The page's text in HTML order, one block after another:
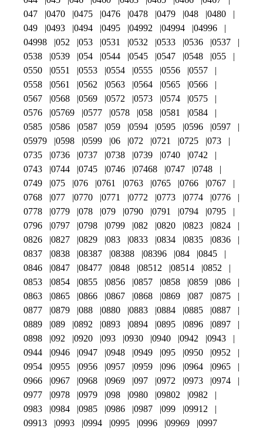
047
0470 0475 0476 0478 0479 048
0480
049
0493 0494 0495 04992 04994
04996
04998
052 053 0531 0532 0533 0536
0537
0538
0539 054 0544 0545 0547 0548
055
0550
0551 0553 0554 0555 0556
0557
0558
0561 0562 0563 0564 0565
0566
0567
0568 0569 0572 0573 0574
0575
0576
05769 0577 0578 058 0581
0584
0585
0586 0587 059 0594 0595 0596
0597
05979
0598 0599 06 072 0721 0725
073
0735
0736 0737 0738 0739 0740
0742
0743
0744 0745 0746 07468 0747
0748
0749
075 076 0761 0763 0765 0766
0767
0768
077 0770 0771 0772 0773 0774
0776
0778
0779 078 079 0790 0791 0794
0795
0796
0797 0798 0799 082 0820 0823
0824
0826
0827 0829 083 0833 0834 0835
0836
0837
0838 08387 08388 08396 084
0845
0846
0847 08477 0848 08512 08514
0852
0853
0854 0855 0856 0857 0858 0859
086
0863
0865 0866 0867 0868 0869 087
0875
0877
0879 088 0880 0883 0884 0885
0887
0889
089 0892 0893 0894 0895 0896
0897
0898
092 0920 093 0930 0940 0942
0943
0944
0946 0947 0948 0949 095 0950
0952
0954
0955 0956 0957 0959 096 0964
0965
0966
0967 0968 0969 097 0972 0973
0974
0977
0978 0979 098 0980 09802
0982
0983
0984 0985 0986 0987 099
09912
09913
0993 0994 0995 0996 09969 0997